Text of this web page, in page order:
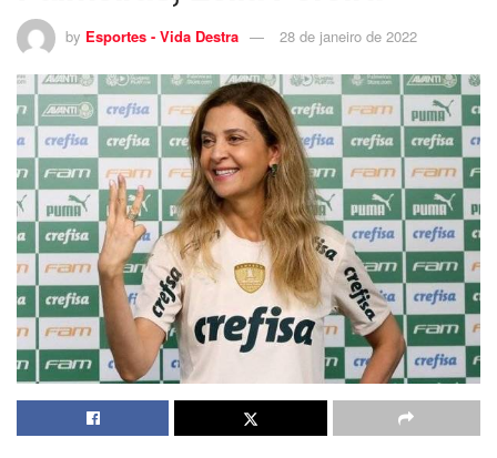
by Esportes - Vida Destra 28 de janeiro de 2022